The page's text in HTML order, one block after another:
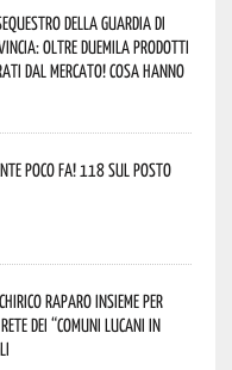
della Guardia di
oltre duemila prodotti
dal mercato! Cosa hanno
poco fa! 118 sul posto
Raparo insieme per
dei “Comuni Lucani in